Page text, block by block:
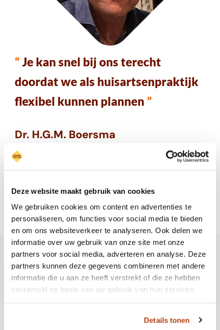
Deze website maakt gebruik van cookies
We gebruiken cookies om content en advertenties te
personaliseren, om functies voor social media te bieden
en om ons websiteverkeer te analyseren. Ook delen we
informatie over uw gebruik van onze site met onze
partners voor social media, adverteren en analyse. Deze
partners kunnen deze gegevens combineren met andere
informatie die u aan ze heeft verstrekt of die ze hebben
verzameld op basis van uw gebruik van hun services.
Details tonen
“Je kan snel bij ons terecht
doordat we als huisartsenpraktijk
flexibel kunnen plannen ”
Dr. H.G.M. Boersma
Huisartsenpraktijk Michiel Boersma
Bekijk onze locaties
Ga zorgeloos op vakantie!
Onze ervaren specialisten zorgen ervoor dat je